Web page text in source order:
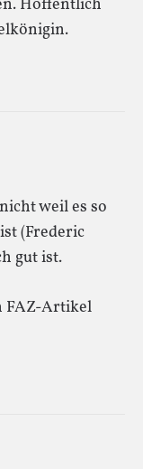
Hoffentlich
weil es so
(Frederic
gut ist.
FAZ-Artikel